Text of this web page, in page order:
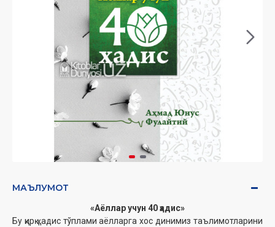
МАЪЛУМОТ
«Аёллар учун 40 ҳадис»
Бу қирқ ҳадис тўплами аёлларга хос динимиз таълимотларини